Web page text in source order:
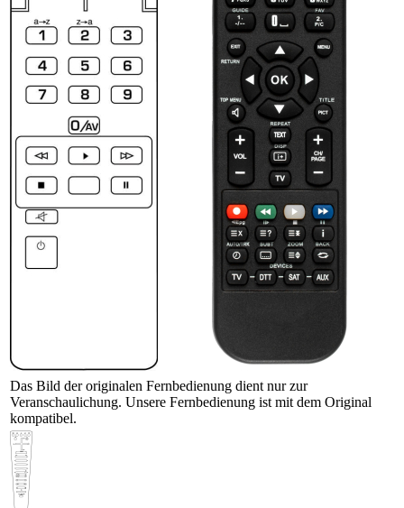
Das Bild der originalen Fernbedienung dient nur zur
Veranschaulichung. Unsere Fernbedienung ist mit dem Original
kompatibel.